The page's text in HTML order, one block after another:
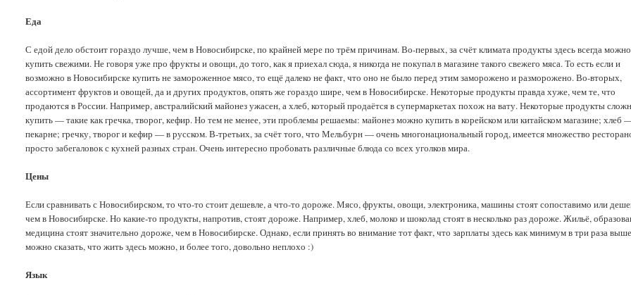
Еда
С едой дело обстоит гораздо лучше, чем в Новосибирске, по крайней мере по трём причинам. Во-первых, за счёт климата продукты здесь всегда можно
купить свежими. Не говоря уже про фрукты и овощи, до того, как я приехал сюда, я никогда не покупал в магазине такого свежего мяса. То есть если и
возможно в Новосибирске купить не замороженное мясо, то ещё далеко не факт, что оно не было перед этим заморожено и разморожено. Во-вторых,
ассортимент фруктов и овощей, да и других продуктов, опять же гораздо шире, чем в Новосибирске. Некоторые продукты правда хуже, чем те, что
продаются в России. Например, австралийский майонез ужасен, а хлеб, который продаётся в супермаркетах похож на вату. Некоторые продукты
купить — такие как гречка, творог, кефир. Но тем не менее, эти проблемы решаемы: майонез можно купить в корейском или китайском магазине; хлеб
пекарне; гречку, творог и кефир — в русском. В-третьих, за счёт того, что Мельбурн — очень многонациональный город, имеется множество
просто забегаловок с кухней разных стран. Очень интересно пробовать различные блюда со всех уголков мира.
Цены
Если сравнивать с Новосибирском, то что-то стоит дешевле, а что-то дороже. Мясо, фрукты, овощи, электроника, машины стоят сопоставимо или
чем в Новосибирске. Но какие-то продукты, напротив, стоят дороже. Например, хлеб, молоко и шоколад стоят в несколько раз дороже. Жильё,
медицина стоят значительно дороже, чем в Новосибирске. Однако, если принять во внимание тот факт, что зарплаты здесь как минимум в три раза
можно сказать, что жить здесь можно, и более того, довольно неплохо :)
Язык